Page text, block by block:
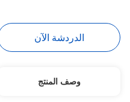
الدردشة الآن
وصف المنتج